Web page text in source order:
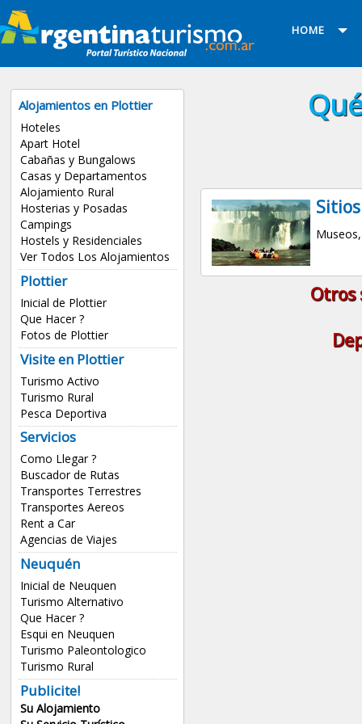
HOME
Alojamientos en Plottier
Hoteles
Apart Hotel
Cabañas y Bungalows
Casas y Departamentos
Alojamiento Rural
Hosterias y Posadas
Campings
Hostels y Residenciales
Ver Todos Los Alojamientos
Plottier
Inicial de Plottier
Que Hacer ?
Fotos de Plottier
Visite en Plottier
Turismo Activo
Turismo Rural
Pesca Deportiva
Servicios
Como Llegar ?
Buscador de Rutas
Transportes Terrestres
Transportes Aereos
Rent a Car
Agencias de Viajes
Neuquén
Inicial de Neuquen
Turismo Alternativo
Que Hacer ?
Esqui en Neuquen
Turismo Paleontologico
Turismo Rural
Publicite!
Su Alojamiento
Otros